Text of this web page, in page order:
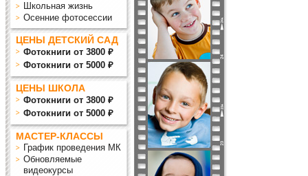
Школьная жизнь
Осенние фотосессии
ЦЕНЫ ДЕТСКИЙ САД
Фотокниги от 3800 ₽
Фотокниги от 5000 ₽
ЦЕНЫ ШКОЛА
Фотокниги от 3800 ₽
Фотокниги от 5000 ₽
МАСТЕР-КЛАССЫ
График проведения МК
Обновляемые
видеокурсы